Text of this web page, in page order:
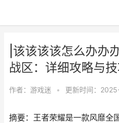
|该该该该怎么办办
战区：详细攻略与技
作者： 游戏迷 • 更新时间：
摘要：王者荣耀是一款风靡全